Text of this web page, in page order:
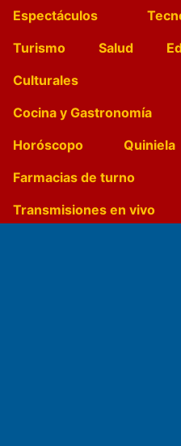
Espectáculos
Turismo
Salud
Culturales
Cocina y Gastronomía
Horóscopo
Quiniela
Farmacias de turno
Transmisiones en vivo